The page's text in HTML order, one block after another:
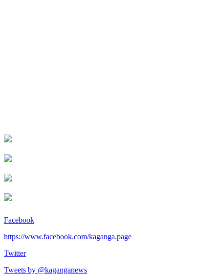
Facebook
https://www.facebook.com/kaganga.page
Twitter
Tweets by @kaganganews